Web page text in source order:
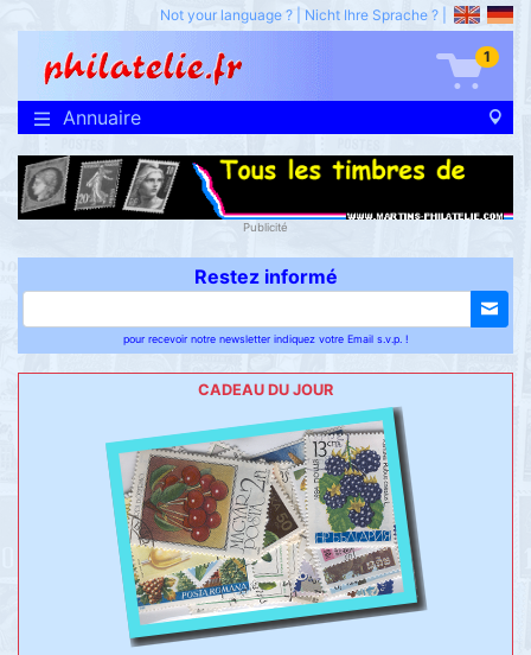
Not your language ? Nicht Ihre Sprache ?
1
Annuaire
Publicité
Restez informé
pour recevoir notre newsletter indiquez votre Email s.v.p. !
CADEAU DU JOUR